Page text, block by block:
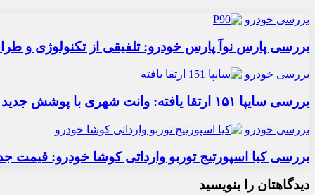
بررسی خودرو
بررسی پارس نوآ پارس خودرو: تلفیقی از تکنولوژی و
بررسی خودرو
بررسی سایپا ۱۵۱ ارتقا یافته: وانت شهری با پوشش جدید
بررسی خودرو
بررسی کیا اسپورتیج توربو وارداتی کوشا خودرو: قیمت
دیدگاهتان را بنویسید